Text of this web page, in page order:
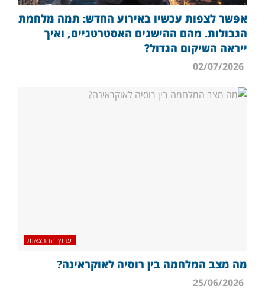
אפשר לצפות עכשיו באירוע החדש: תמה מלחמת
הגבולות. מהם ההישגים האסטרטגיים, ואיך
ייראה השיקום הגדול?
ערוץ ההרצאות
מה מצב המלחמה בין רוסיה לאוקראינה?